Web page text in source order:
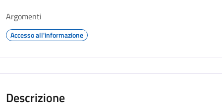
Argomenti
Accesso all'informazione
Descrizione